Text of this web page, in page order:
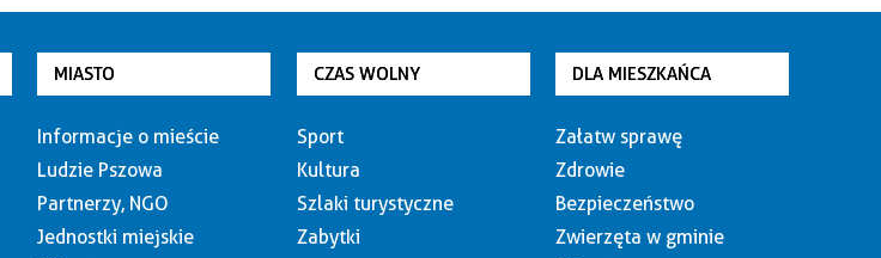
MIASTO
Informacje o mieście
Ludzie Pszowa
Partnerzy, NGO
Jednostki miejskie
CZAS WOLNY
Sport
Kultura
Szlaki turystyczne
Zabytki
DLA MIESZKAŃCA
Załatw sprawę
Zdrowie
Bezpieczeństwo
Zwierzęta w gminie